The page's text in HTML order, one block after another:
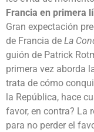
Francia en primera
Gran expectación
de Francia de La
guión de Patrick
primera vez aborda
trata de cómo
la República, hace
favor, en contra? La
para no perder el